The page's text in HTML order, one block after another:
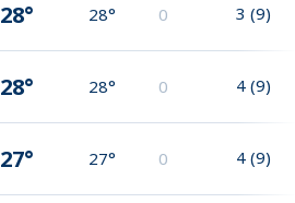
28° 28° 0 3 (9)
28° 28° 0 4 (9)
27° 27° 0 4 (9)